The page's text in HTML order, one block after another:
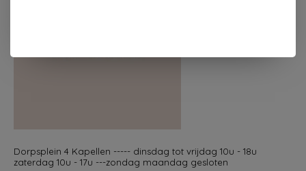
Dorpsplein 4 Kapellen ----- dinsdag tot vrijdag 10u - 18u
zaterdag 10u - 17u ---zondag maandag gesloten